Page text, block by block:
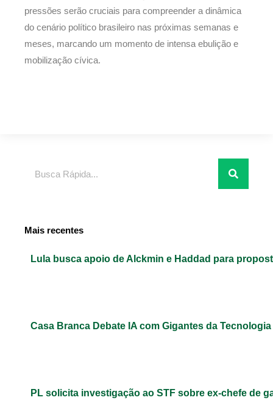
pressões serão cruciais para compreender a dinâmica
do cenário político brasileiro nas próximas semanas e
meses, marcando um momento de intensa ebulição e
mobilização cívica.
Mais recentes
Lula busca apoio de Alckmin e Haddad para
Casa Branca Debate IA com Gigantes da
PL solicita investigação ao STF sobre ex-chefe de